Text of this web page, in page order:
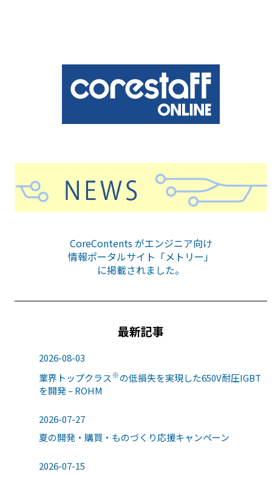
CoreContents がエンジニア向け
情報ポータルサイト「メトリー」
に掲載されました。
最新記事
2026-08-03
業界トップクラス※の低損失を実現した650V耐圧IGBT
を開発 – ROHM
2026-07-27
夏の開発・購買・ものづくり応援キャンペーン
2026-07-15